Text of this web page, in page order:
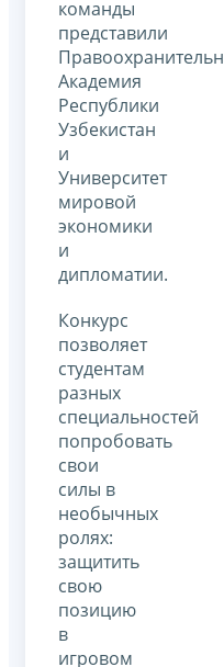
команды
представили
Академия
Республики
Узбекистан
и
Университет
мировой
экономики
и
дипломатии.
Конкурс
позволяет
студентам
разных
специальностей
попробовать
свои
силы в
необычных
ролях:
защитить
свою
позицию
в
игровом